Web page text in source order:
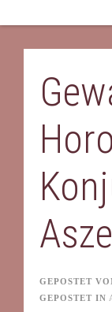
content
GEPOSTET
GEPOSTET IN